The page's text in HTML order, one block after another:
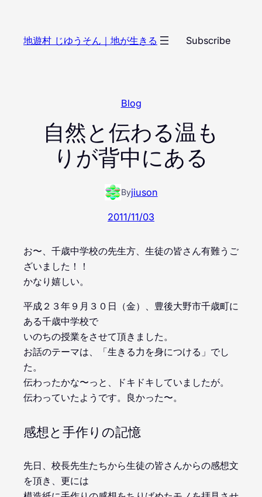
地遊村 じゆうそん｜地が生きる Subscribe
Blog
自然と伝わる温も
りが背中にある
Byjiuson
2011/11/03
お〜、千歳中学校の先生方、生徒の皆さん有難うご
ざいました！！
かなり嬉しい。
平成２３年９月３０日（金）、豊後大野市千歳町に
ある千歳中学校で
いのちの授業をさせて頂きました。
お話のテーマは、「生きる力を身につける」でし
た。
伝わったかな〜っと、ドキドキしていましたが。
伝わっていたようです。良かった〜。
感想と手作りの記憶
先日、校長先生たちから生徒の皆さんからの感想文
を頂き、更には